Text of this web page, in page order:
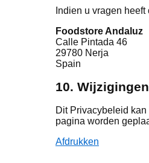
Indien u vragen
Foodstore Andaluz
Calle Pintada 46
29780 Nerja
Spain
10.
Dit Privacybeleid
pagina worden
Afdrukken